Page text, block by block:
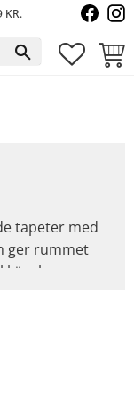
KR.
tapeter med
ger rummet